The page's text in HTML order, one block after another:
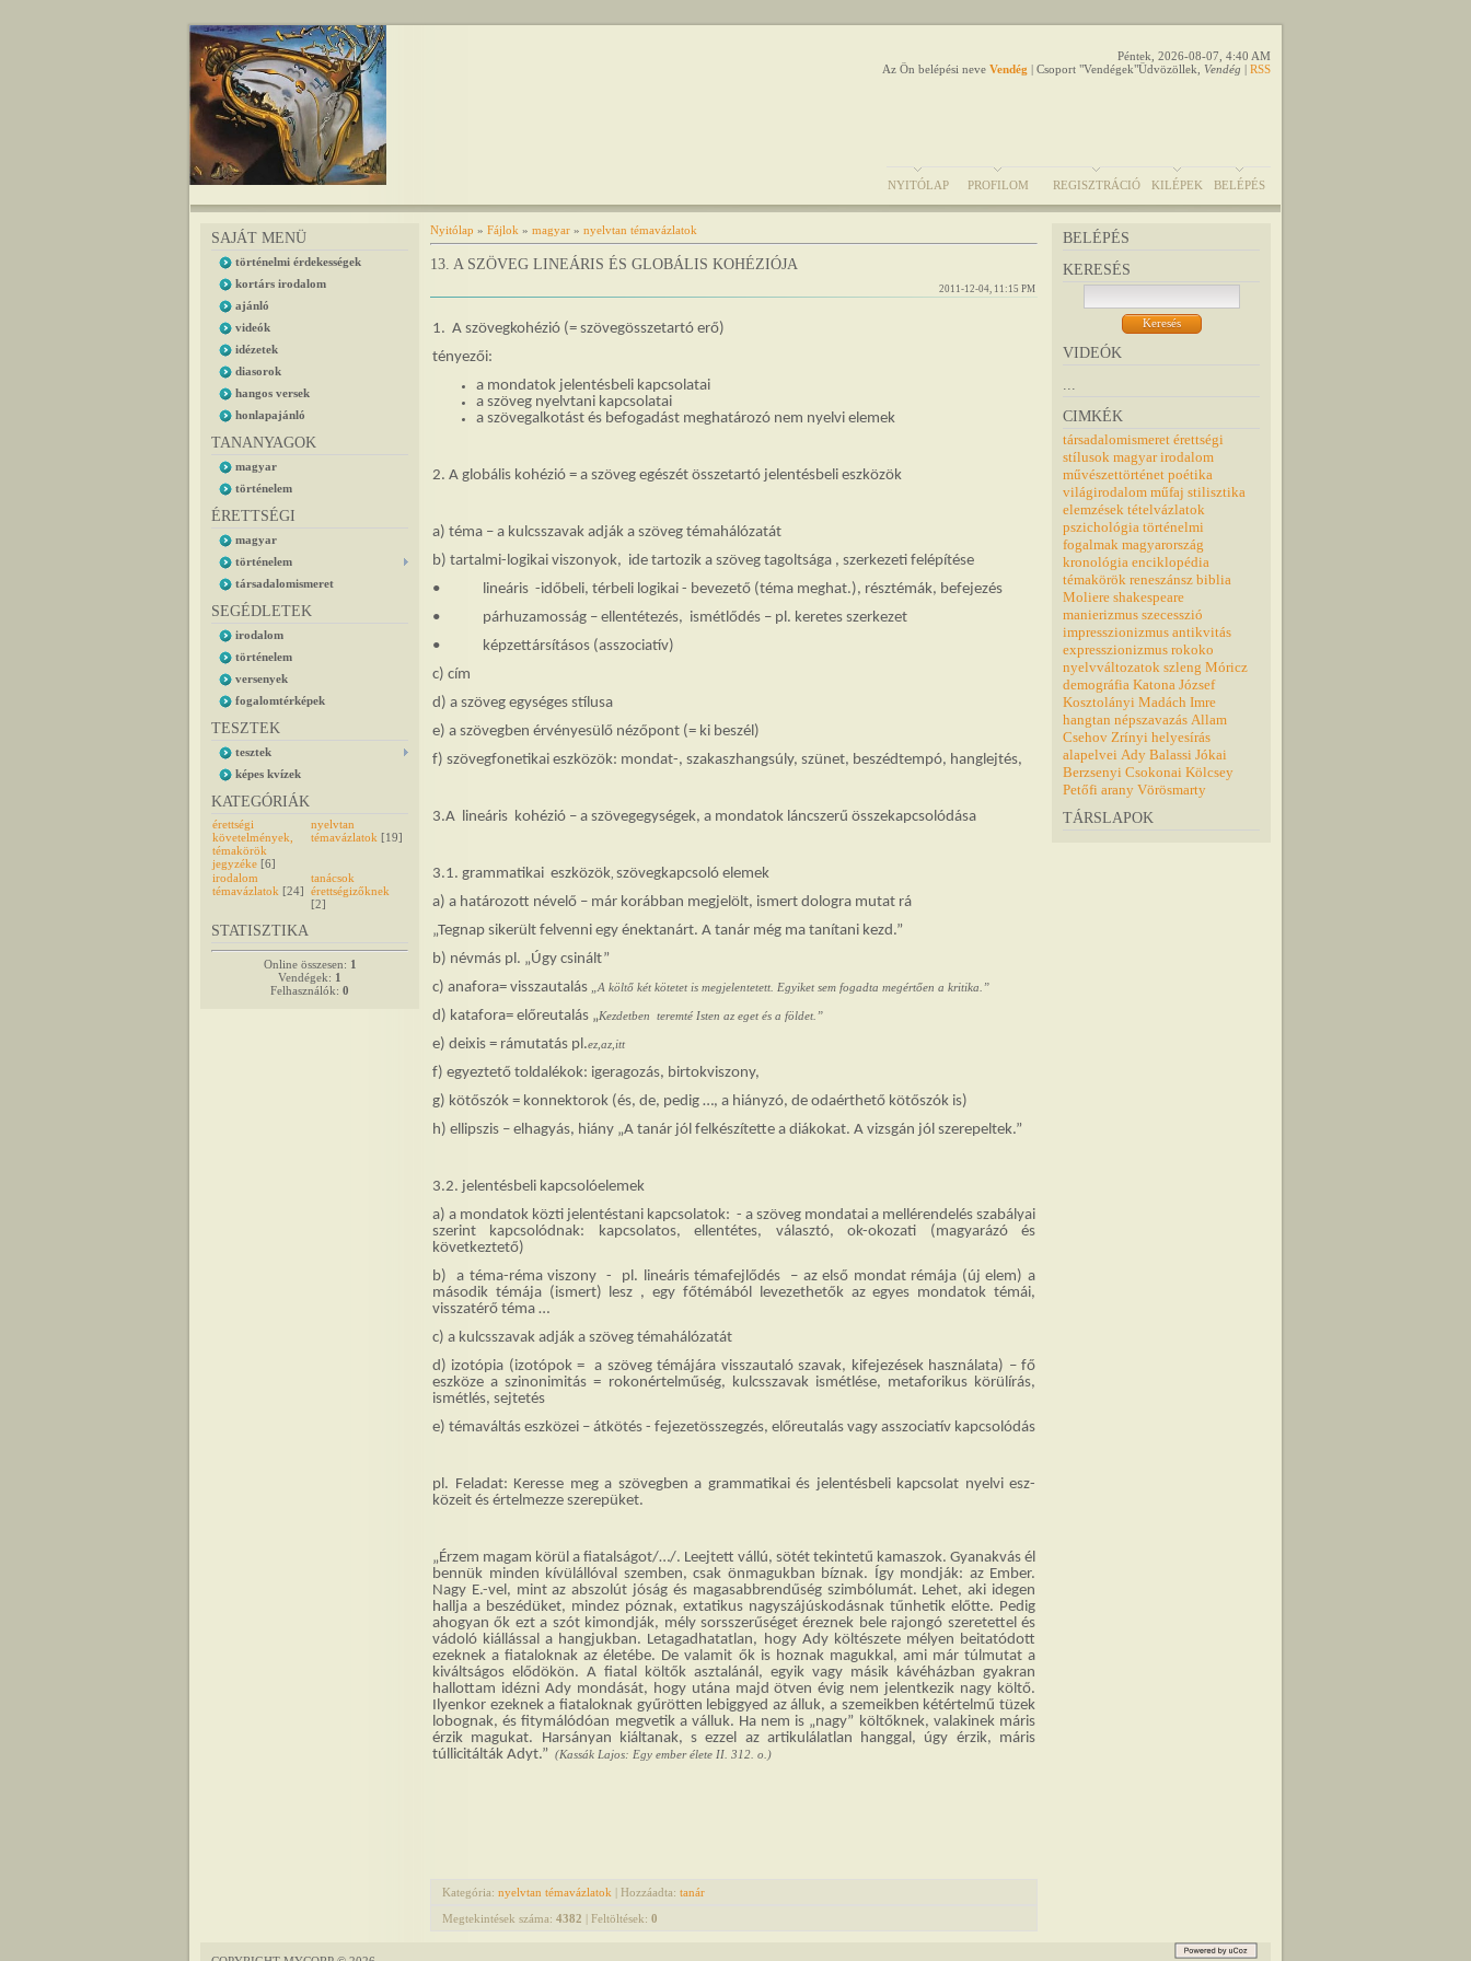
Péntek, 2026-08-07, 4:40 AM
Az Ön belépési neve Vendég | Csoport "Vendégek"Üdvözöllek Vendég | RSS
NYITÓLAP PROFILOM REGISZTRÁCIÓ KILÉPEK BELÉPÉS
SAJÁT MENÜ
történelmi érdekességek
kortárs irodalom
ajánló
videók
idézetek
diasorok
hangos versek
honlapajánló
TANANYAGOK
magyar
történelem
ÉRETTSÉGI
magyar
történelem
társadalomismeret
SEGÉDLETEK
irodalom
történelem
versenyek
fogalomtérképek
TESZTEK
tesztek
képes kvízek
KATEGÓRIÁK
érettségi
követelmények,
témakörök
jegyzéke [6]
nyelvtan
témavázlatok [19]
irodalom
témavázlatok [24]
tanácsok
érettségizőknek
[2]
STATISZTIKA
Online összesen: 1
Vendégek: 1
Felhasználók: 0
BELÉPÉS
KERESÉS
VIDEÓK
...
CIMKÉK
társadalomismeret érettségi
stílusok magyar irodalom
művészettörténet poétika
világirodalom műfaj stilisztika
elemzések tételvázlatok
pszichológia történelmi
fogalmak magyarország
kronológia enciklopédia
témakörök reneszánsz biblia
Moliere shakespeare
manierizmus szecesszió
impresszionizmus antikvitás
expresszionizmus rokoko
nyelvváltozatok szleng Móricz
demográfia Katona József
Kosztolányi Madách Imre
hangtan népszavazás Allam
Csehov Zrínyi helyesírás
alapelvei Ady Balassi Jókai
Berzsenyi Csokonai Kölcsey
Petőfi arany Vörösmarty
TÁRSLAPOK
Nyitólap » Fájlok » magyar » nyelvtan témavázlatok
13. A SZÖVEG LINEÁRIS ÉS GLOBÁLIS KOHÉZIÓJA
2011-12-04, 11:15 PM
1. A szövegkohézió (= szövegösszetartó erő)
tényezői:
a mondatok jelentésbeli kapcsolatai
a szöveg nyelvtani kapcsolatai
a szövegalkotást és befogadást meghatározó nem nyelvi elemek
2. A globális kohézió = a szöveg egészét összetartó jelentésbeli eszközök
a) téma – a kulcsszavak adják a szöveg témahálózatát
b) tartalmi-logikai viszonyok, ide tartozik a szöveg tagoltsága , szerkezeti felépítése
• lineáris -időbeli, térbeli logikai - bevezető (téma meghat.), résztémák, befejezés
• párhuzamosság – ellentétezés, ismétlődés – pl. keretes szerkezet
• képzettársításos (asszociatív)
c) cím
d) a szöveg egységes stílusa
e) a szövegben érvényesülő nézőpont (= ki beszél)
f) szövegfonetikai eszközök: mondat-, szakaszhangsúly, szünet, beszédtempó, hanglejtés,
3.A lineáris kohézió – a szövegegységek, a mondatok láncszerű összekapcsolódása
3.1. grammatikai eszközök ,szövegkapcsoló elemek
a) a határozott névelő – már korábban megjelölt, ismert dologra mutat rá
„Tegnap sikerült felvenni egy énektanárt. A tanár még ma tanítani kezd.”
b) névmás pl. „Úgy csinált”
c) anafora= visszautalás
„A költő két kötetet is megjelentetett. Egyiket sem fogadta megértően a kritika.”
d) katafora= előreutalás „Kezdetben teremté Isten az eget és a földet.”
e) deixis = rámutatás pl.ez,az,itt
f) egyeztető toldalékok: igeragozás, birtokviszony,
g) kötőszók = konnektorok (és, de, pedig …, a hiányzó, de odaérthető kötőszók is)
h) ellipszis – elhagyás, hiány „A tanár jól felkészítette a diákokat. A vizsgán jól szerepeltek.”
3.2. jelentésbeli kapcsolóelemek
a) a mondatok közti jelentéstani kapcsolatok: - a szöveg mondatai a mellérendelés szabályai
szerint kapcsolódnak: kapcsolatos, ellentétes, választó, ok-okozati (magyarázó és
következtető)
b) a téma-réma viszony - pl. lineáris témafejlődés – az első mondat rémája (új elem) a
második témája (ismert) lesz , egy főtémából levezethetők az egyes mondatok témái,
visszatérő téma …
c) a kulcsszavak adják a szöveg témahálózatát
d) izotópia (izotópok = a szöveg témájára visszautaló szavak, kifejezések használata) – fő
eszköze a szinonimitás = rokonértelműség, kulcsszavak ismétlése, metaforikus körülírás,
ismétlés, sejtetés
e) témaváltás eszközei – átkötés - fejezetösszegzés, előreutalás vagy asszociatív kapcsolódás
pl. Feladat: Keresse meg a szövegben a grammatikai és jelentésbeli kapcsolat nyelvi esz­
közeit és értelmezze szerepüket.
„Érzem magam körül a fiatalságot/…/. Leejtett vállú, sötét tekintetű kamaszok. Gyanakvás él
bennük minden kívülállóval szemben, csak önmagukban bíznak. Így mondják: az Ember.
Nagy E.-vel, mint az abszolút jóság és magasabbrendűség szimbólumát. Lehet, aki idegen
hallja a beszédüket, mindez póznak, extatikus nagyszájúskodásnak tűnhetik előtte. Pedig
ahogyan ők ezt a szót kimondják, mély sorsszerűséget éreznek bele rajongó szeretettel és
vádoló kiállással a hangjukban. Letagadhatatlan, hogy Ady költészete mélyen beitatódott
ezeknek a fiataloknak az életébe. De valamit ők is hoznak magukkal, ami már túlmutat a
kiváltságos elődökön. A fiatal költők asztalánál, egyik vagy másik kávéházban gyakran
hallottam idézni Ady mondását, hogy utána majd ötven évig nem jelentkezik nagy költő.
Ilyenkor ezeknek a fiataloknak gyűrötten lebiggyed az álluk, a szemeikben kétértelmű tüzek
lobognak, és fitymálódóan megvetik a válluk. Ha nem is „nagy” költőknek, valakinek máris
érzik magukat. Harsányan kiáltanak, s ezzel az artikulálatlan hanggal, úgy érzik, máris
túllicitálták Adyt.” (Kassák Lajos: Egy ember élete II. 312. o.)
Kategória: nyelvtan témavázlatok | Hozzáadta: tanár
Megtekintések száma: 4382 | Feltöltések: 0